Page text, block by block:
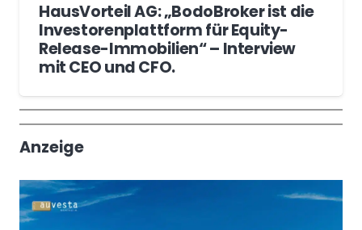
HausVorteil AG: „BodoBroker ist die
Investorenplattform für Equity-
Release-Immobilien“ – Interview
mit CEO und CFO.
Wochenrückblick
Trendthemen
Anzeige